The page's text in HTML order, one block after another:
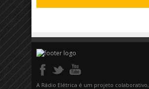
A Rádio Elétrica é um projeto colaborativo,